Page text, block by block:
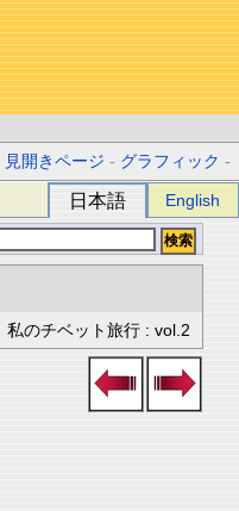
見開きページ - グラフィック -
日本語 English
私のチベット旅行 : vol.2